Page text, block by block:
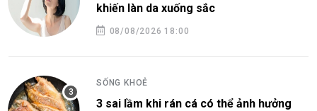
khiến làn da xuống sắc
08/08/2026 18:00
SỐNG KHOẺ
3 sai lầm khi rán cá có thể ảnh hưởng